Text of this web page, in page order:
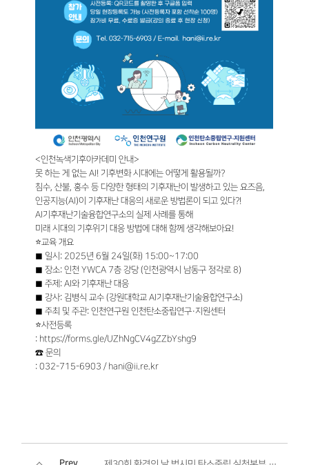
<인천녹색기후아카데미 안내>
못 하는 게 없는 AI! 기후변화 시대에는 어떻게 활용될까?
침수, 산불, 홍수 등 다양한 형태의 기후재난이 발생하고 있는 요즈음,
인공지능(AI)이 기후재난 대응의 새로운 방법론이 되고 있다?!
AI기후재난기술융합연구소의 실제 사례를 통해
미래 시대의 기후위기 대응 방법에 대해 함께 생각해보아요!
⭐교육 개요
◼ 일시: 2025년 6월 24일(화) 15:00~17:00
◼ 장소: 인천 YWCA 7층 강당 (인천광역시 남동구 정각로 8)
◼ 주제: AI와 기후재난 대응
◼ 강사: 김병식 교수 (강원대학교 AI기후재난기술융합연구소)
◼ 주최 및 주관: 인천연구원 인천탄소중립연구·지원센터
⭐사전등록
: https://forms.gle/UZhNgCV4gZZbYshg9
☎ 문의
: 032-715-6903 / hani@ii.re.kr
Prev